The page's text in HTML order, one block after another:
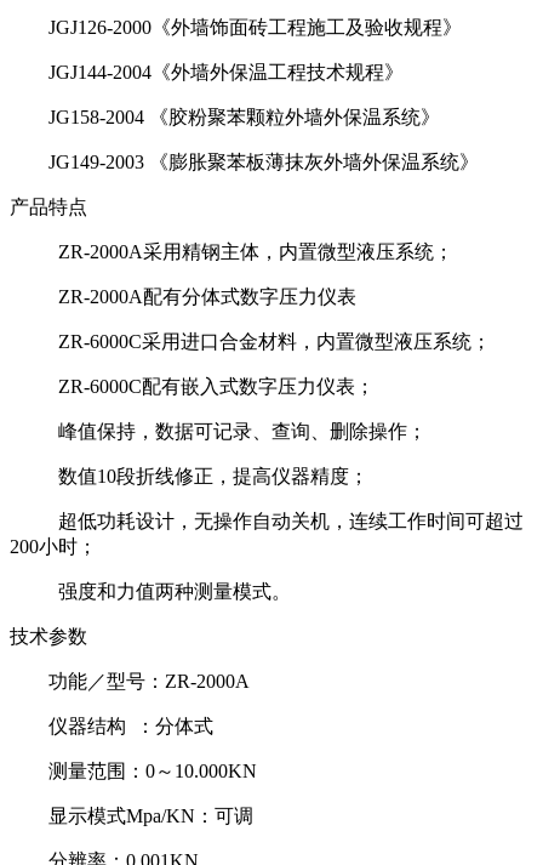
JGJ126-2000《外墙饰面砖工程施工及验收规程》
JGJ144-2004《外墙外保温工程技术规程》
JG158-2004 《胶粉聚苯颗粒外墙外保温系统》
JG149-2003 《膨胀聚苯板薄抹灰外墙外保温系统》
产品特点
ZR-2000A采用精钢主体，内置微型液压系统；
ZR-2000A配有分体式数字压力仪表
ZR-6000C采用进口合金材料，内置微型液压系统；
ZR-6000C配有嵌入式数字压力仪表；
峰值保持，数据可记录、查询、删除操作；
数值10段折线修正，提高仪器精度；
超低功耗设计，无操作自动关机，连续工作时间可超过
200小时；
强度和力值两种测量模式。
技术参数
功能／型号：ZR-2000A
仪器结构 ：分体式
测量范围：0～10.000KN
显示模式Mpa/KN：可调
分辨率：0.001KN